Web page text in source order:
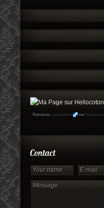
Retrouvez maryophoto sur Hellocoton